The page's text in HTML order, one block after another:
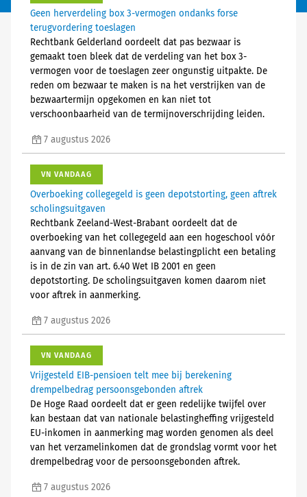
Geen herverdeling box 3-vermogen ondanks forse
terugvordering toeslagen
Rechtbank Gelderland oordeelt dat pas bezwaar is
gemaakt toen bleek dat de verdeling van het box 3-
vermogen voor de toeslagen zeer ongunstig uitpakte. De
reden om bezwaar te maken is na het verstrijken van de
bezwaartermijn opgekomen en kan niet tot
verschoonbaarheid van de termijnoverschrijding leiden.
7 augustus 2026
VN VANDAAG
Overboeking collegegeld is geen depotstorting, geen aftrek
scholingsuitgaven
Rechtbank Zeeland-West-Brabant oordeelt dat de
overboeking van het collegegeld aan een hogeschool vóór
aanvang van de binnenlandse belastingplicht een betaling
is in de zin van art. 6.40 Wet IB 2001 en geen
depotstorting. De scholingsuitgaven komen daarom niet
voor aftrek in aanmerking.
7 augustus 2026
VN VANDAAG
Vrijgesteld EIB-pensioen telt mee bij berekening
drempelbedrag persoonsgebonden aftrek
De Hoge Raad oordeelt dat er geen redelijke twijfel over
kan bestaan dat van nationale belastingheffing vrijgesteld
EU-inkomen in aanmerking mag worden genomen als deel
van het verzamelinkomen dat de grondslag vormt voor het
drempelbedrag voor de persoonsgebonden aftrek.
7 augustus 2026